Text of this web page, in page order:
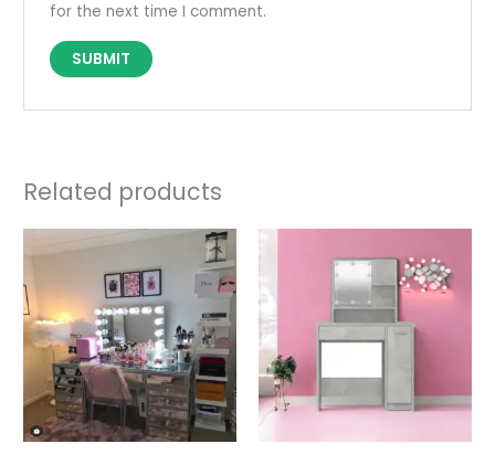
for the next time I comment.
Related products